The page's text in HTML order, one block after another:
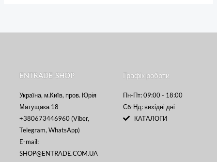
ENTRADE-SHOP
Україна, м.Київ, пров. Юрія
Матущака 18
+380673446960 (Viber,
Telegram, WhatsApp)
E-mail:
SHOP@ENTRADE.COM.UA
Графік роботи
Пн-Пт: 09:00 - 18:00
Сб-Нд: вихідні дні
КАТАЛОГИ